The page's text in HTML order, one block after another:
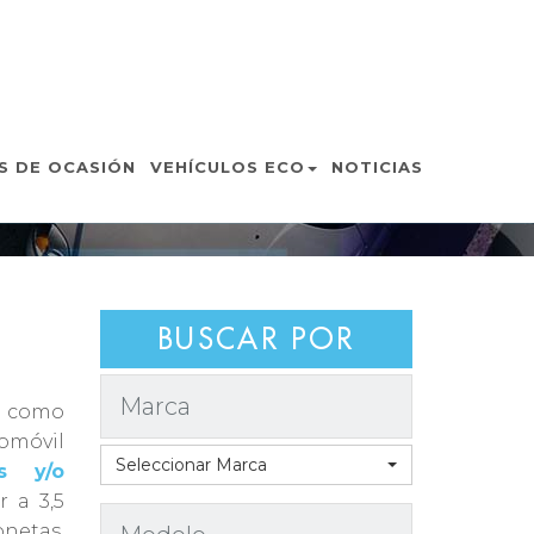
DE OCASIÓN VEHÍCULOS ECO NOTICIAS
y/o
a 3,5
BUSCAR POR
Marca
Seleccionar Marca